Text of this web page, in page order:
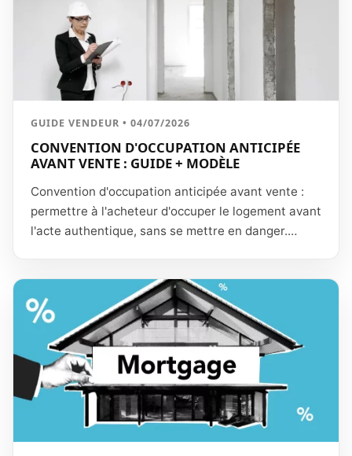
GUIDE VENDEUR • 04/07/2026
CONVENTION D'OCCUPATION ANTICIPÉE
AVANT VENTE : GUIDE + MODÈLE
Convention d'occupation anticipée avant vente :
permettre à l'acheteur d'occuper le logement avant
l'acte authentique, sans se mettre en danger.